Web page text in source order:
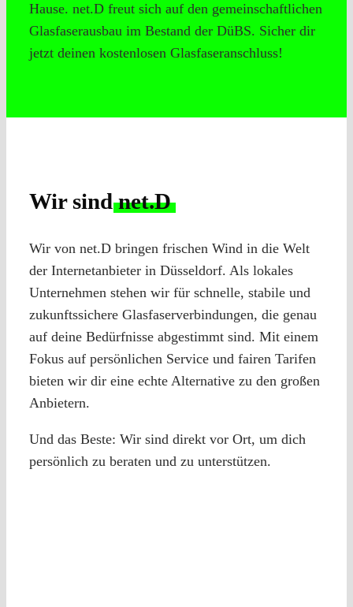
Hause. net.D freut sich auf den gemeinschaftlichen
Glasfaserausbau im Bestand der DüBS. Sicher dir
jetzt deinen kostenlosen Glasfaseranschluss!
Wir sindnet.D
Wir von net.D bringen frischen Wind in die Welt
der Internetanbieter in Düsseldorf. Als lokales
Unternehmen stehen wir für schnelle, stabile und
zukunftssichere Glasfaserverbindungen, die genau
auf deine Bedürfnisse abgestimmt sind. Mit einem
Fokus auf persönlichen Service und fairen Tarifen
bieten wir dir eine echte Alternative zu den großen
Anbietern.
Und das Beste: Wir sind direkt vor Ort, um dich
persönlich zu beraten und zu unterstützen.